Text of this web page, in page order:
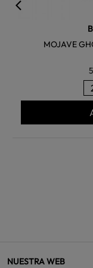
MOJAVE
NUESTRA WEB